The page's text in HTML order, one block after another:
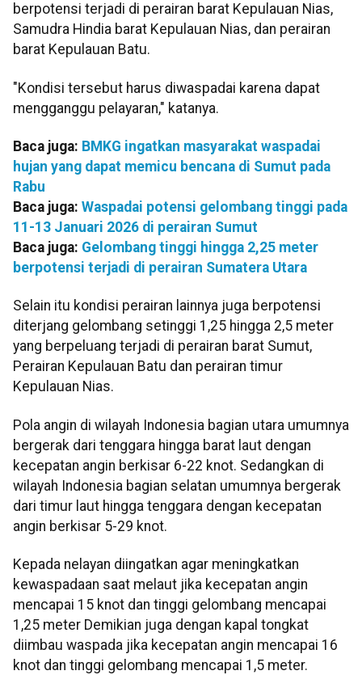
berpotensi terjadi di perairan barat Kepulauan Nias,
Samudra Hindia barat Kepulauan Nias, dan perairan
barat Kepulauan Batu.
"Kondisi tersebut harus diwaspadai karena dapat
mengganggu pelayaran," katanya.
Baca juga: BMKG ingatkan masyarakat waspadai
hujan yang dapat memicu bencana di Sumut pada
Rabu
Baca juga: Waspadai potensi gelombang tinggi pada
11-13 Januari 2026 di perairan Sumut
Baca juga: Gelombang tinggi hingga 2,25 meter
berpotensi terjadi di perairan Sumatera Utara
Selain itu kondisi perairan lainnya juga berpotensi
diterjang gelombang setinggi 1,25 hingga 2,5 meter
yang berpeluang terjadi di perairan barat Sumut,
Perairan Kepulauan Batu dan perairan timur
Kepulauan Nias.
Pola angin di wilayah Indonesia bagian utara umumnya
bergerak dari tenggara hingga barat laut dengan
kecepatan angin berkisar 6-22 knot. Sedangkan di
wilayah Indonesia bagian selatan umumnya bergerak
dari timur laut hingga tenggara dengan kecepatan
angin berkisar 5-29 knot.
Kepada nelayan diingatkan agar meningkatkan
kewaspadaan saat melaut jika kecepatan angin
mencapai 15 knot dan tinggi gelombang mencapai
1,25 meter Demikian juga dengan kapal tongkat
diimbau waspada jika kecepatan angin mencapai 16
knot dan tinggi gelombang mencapai 1,5 meter.